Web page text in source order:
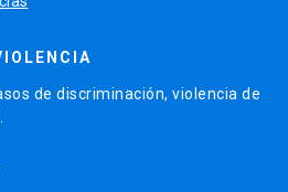
de discriminación, violencia de